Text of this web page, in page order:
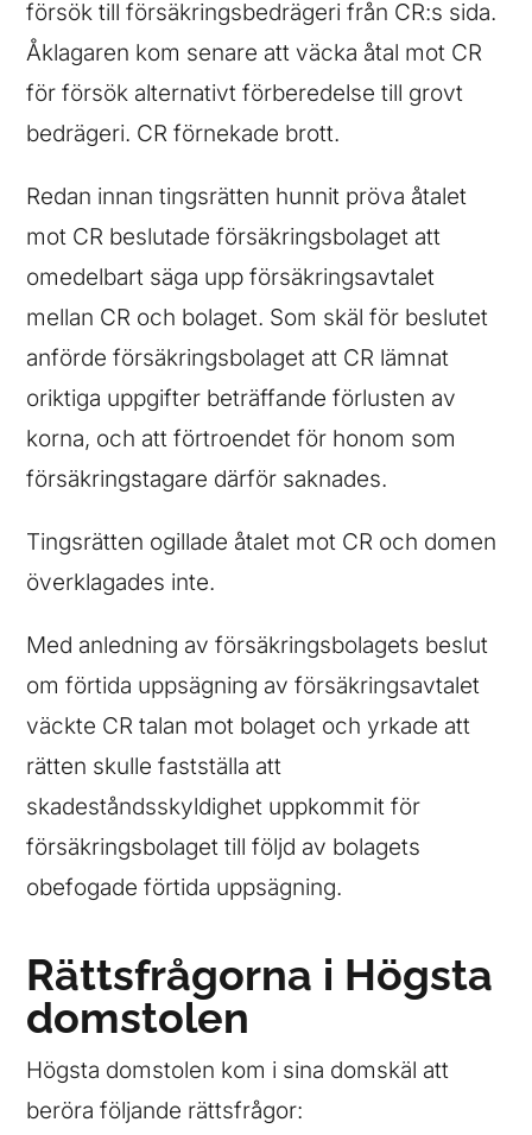
försök till försäkringsbedrägeri från CR:s sida.
Åklagaren kom senare att väcka åtal mot CR
för försök alternativt förberedelse till grovt
bedrägeri. CR förnekade brott.
Redan innan tingsrätten hunnit pröva åtalet
mot CR beslutade försäkringsbolaget att
omedelbart säga upp försäkringsavtalet
mellan CR och bolaget. Som skäl för beslutet
anförde försäkringsbolaget att CR lämnat
oriktiga uppgifter beträffande förlusten av
korna, och att förtroendet för honom som
försäkringstagare därför saknades.
Tingsrätten ogillade åtalet mot CR och domen
överklagades inte.
Med anledning av försäkringsbolagets beslut
om förtida uppsägning av försäkringsavtalet
väckte CR talan mot bolaget och yrkade att
rätten skulle fastställa att
skadeståndsskyldighet uppkommit för
försäkringsbolaget till följd av bolagets
obefogade förtida uppsägning.
Rättsfrågorna i Högsta
domstolen
Högsta domstolen kom i sina domskäl att
beröra följande rättsfrågor: